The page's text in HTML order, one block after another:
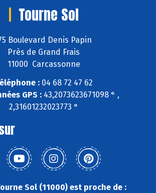
Tourne Sol
Boulevard Denis Papin
Près de Grand Frais
11000 Carcassonne
:04 68 72 47 62
GPS :43,2073623671098 ° ,
2,31601232023773 °
Sol (11000) est proche de :